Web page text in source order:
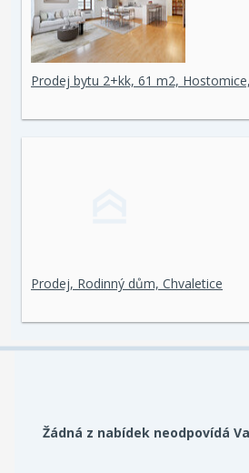
Prodej bytu 2+kk, 61 m2,
Prodej, Rodinný dům, Chvaletice
Žádná z nabídek neodpovídá